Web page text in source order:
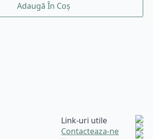
Adaugă În Coș
Link-uri utile
Contacteaza-ne